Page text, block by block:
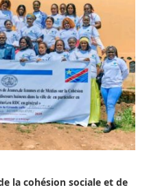
la cohésion sociale et de